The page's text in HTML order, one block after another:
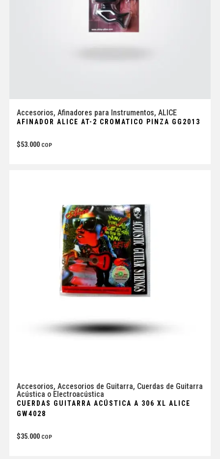
Accesorios, Afinadores para Instrumentos, ALICE
AFINADOR ALICE AT-2 CROMATICO PINZA GG2013
$53.000 COP
Accesorios, Accesorios de Guitarra, Cuerdas de Guitarra
Acústica o Electroacústica
CUERDAS GUITARRA ACÚSTICA A 306 XL ALICE
GW4028
$35.000 COP